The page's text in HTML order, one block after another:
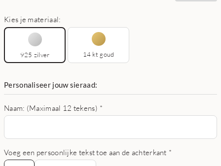
Kies je materiaal:
925 zilver 14 kt goud
Personaliseer jouw sieraad:
Naam: (Maximaal 12 tekens) *
Voeg een persoonlijke tekst toe aan de achterkant *
Nee